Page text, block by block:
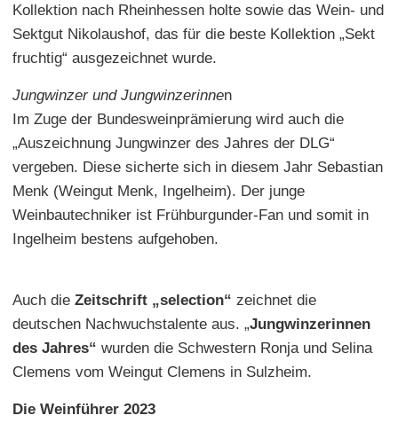
Kollektion nach Rheinhessen holte sowie das Wein- und
Sektgut Nikolaushof, das für die beste Kollektion „Sekt
fruchtig“ ausgezeichnet wurde.
Jungwinzer und Jungwinzerinnen
Im Zuge der Bundesweinprämierung wird auch die
„Auszeichnung Jungwinzer des Jahres der DLG“
vergeben. Diese sicherte sich in diesem Jahr Sebastian
Menk (Weingut Menk, Ingelheim). Der junge
Weinbautechniker ist Frühburgunder-Fan und somit in
Ingelheim bestens aufgehoben.
Auch die Zeitschrift „selection“ zeichnet die
deutschen Nachwuchstalente aus. „Jungwinzerinnen
des Jahres“ wurden die Schwestern Ronja und Selina
Clemens vom Weingut Clemens in Sulzheim.
Die Weinführer 2023